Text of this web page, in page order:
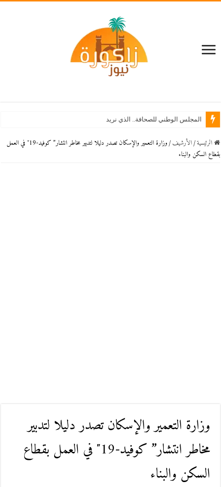
المجلس الوطني للصحافة.. الذي نريد
الرئيسية / اﻷرشيف /
وزارة التعمير والإسكان تصدر دليلا لتدبير مخاطر انتشار” كوفيد-19″ في العمل
بقطاع السكن والبناء
وزارة التعمير والإسكان تصدر دليلا لتدبير
مخاطر انتشار” كوفيد-19″ في العمل بقطاع
السكن والبناء